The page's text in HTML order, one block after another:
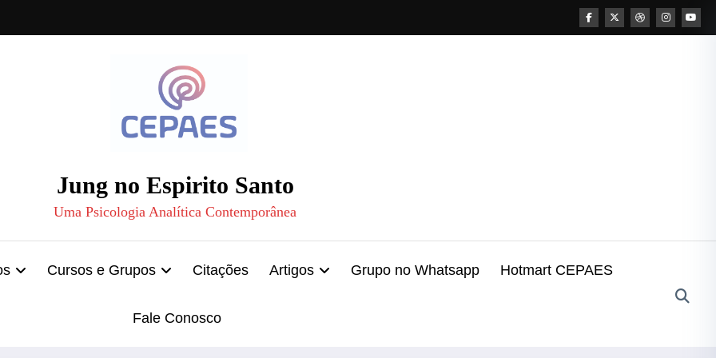
Jung no Espirito Santo
Uma Psicologia Analítica Contemporânea
Cursos e Grupos Citações Artigos Grupo no Whatsapp Hotmart CEPAES
Fale Conosco